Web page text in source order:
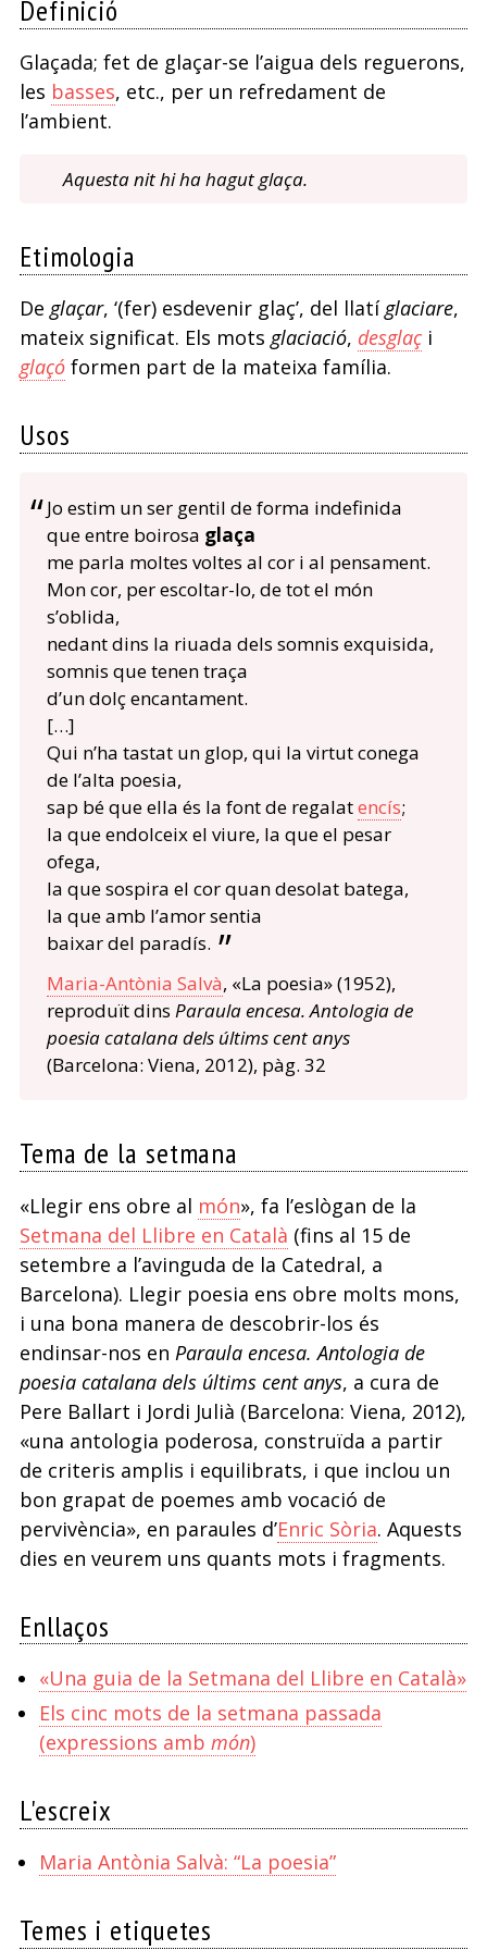
Definició
Glaçada; fet de glaçar-se l’aigua dels reguerons,
les basses, etc., per un refredament de
l’ambient.
Aquesta nit hi ha hagut glaça.
Etimologia
De glaçar, ‘(fer) esdevenir glaç’, del llatíglaciare,
mateix significat. Els mots glaciació, desglaçi
glaçóformen part de la mateixa família.
Usos
Jo estim un ser gentil de forma indefinida
que entre boirosa glaça
me parla moltes voltes al cor i al pensament.
Mon cor, per escoltar-lo, de tot el món
s’oblida,
nedant dins la riuada dels somnis exquisida,
somnis que tenen traça
d’un dolç encantament.
[…]
Qui n’ha tastat un glop, qui la virtut conega
de l’alta poesia,
sap bé que ella és la font de regalatencís;
la que endolceix el viure, la que el pesar
ofega,
la que sospira el cor quan desolat batega,
la que amb l’amor sentia
baixar del paradís.
Maria-Antònia Salvà, «La poesia» (1952),
reproduït dins Paraula encesa. Antologia de
poesia catalana dels últims cent anys
(Barcelona: Viena, 2012), pàg. 32
Tema de la setmana
«Llegir ens obre al món», fa l’eslògan de la
Setmana del Llibre en Català (fins al 15 de
setembre a l’avinguda de la Catedral, a
Barcelona). Llegir poesia ens obre molts mons,
i una bona manera de descobrir-los és
endinsar-nos en Paraula encesa. Antologia de
poesia catalana dels últims cent anys, a cura de
Pere Ballart i Jordi Julià (Barcelona: Viena, 2012),
«una antologia poderosa, construïda a partir
de criteris amplis i equilibrats, i que inclou un
bon grapat de poemes amb vocació de
pervivència», en paraules d’Enric Sòria. Aquests
dies en veurem uns quants mots i fragments.
Enllaços
«Una guia de la Setmana del Llibre en Català»
Els cinc mots de la setmana passada
(expressions amb món)
L'escreix
Maria Antònia Salvà: “La poesia”
Temes i etiquetes
món